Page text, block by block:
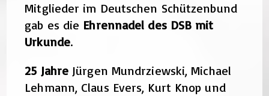
Mitglieder im Deutschen Schützenbund
gab es die Ehrennadel des DSB mit
Urkunde.
25 Jahre Jürgen Mundrziewski, Michael
Lehmann, Claus Evers, Kurt Knop und